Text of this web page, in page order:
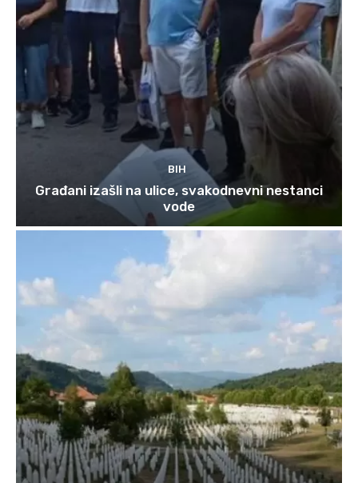
BIH
Građani izašli na ulice, svakodnevni nestanci
vode